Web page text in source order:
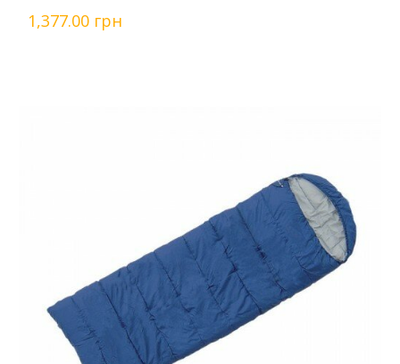
1,377.00 грн